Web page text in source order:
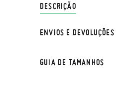
DESCRIÇÃO
ENVIOS E DEVOLUÇÕES
GUIA DE TAMANHOS